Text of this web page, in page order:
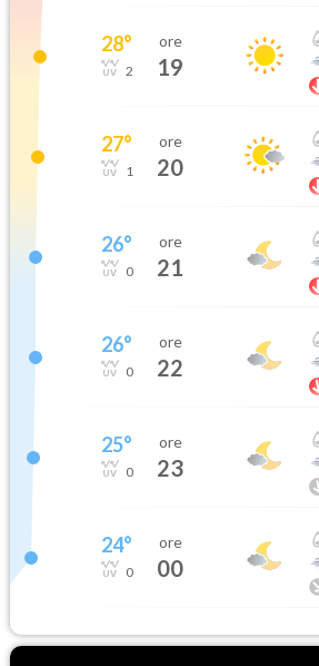
28°
2
ore
19
27°
1
ore
20
26°
0
ore
21
26°
0
ore
22
25°
0
ore
23
24°
0
ore
00